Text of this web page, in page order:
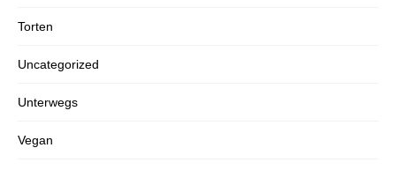
Torten
Uncategorized
Unterwegs
Vegan